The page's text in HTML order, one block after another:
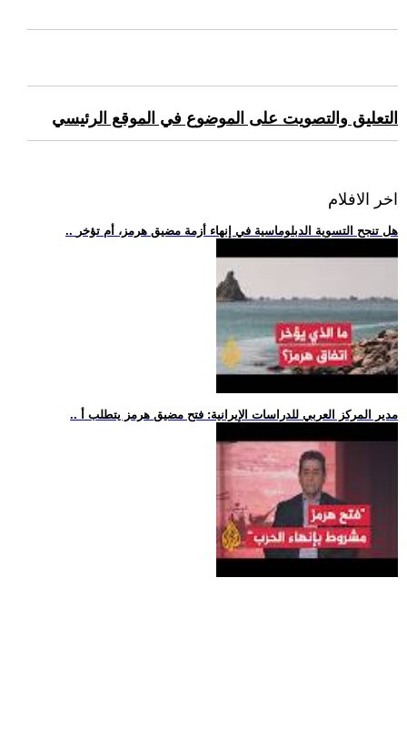
التعليق والتصويت على الموضوع في الموقع الرئيسي
اخر الافلام
.. هل تنجح التسوية الدبلوماسية في إنهاء أزمة مضيق هرمز، أم تؤخر
.. مدير المركز العربي للدراسات الإيرانية: فتح مضيق هرمز يتطلب أ